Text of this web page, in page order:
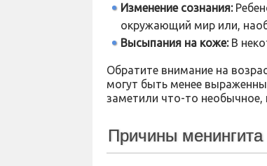
Изменение сознания:
окружающий мир или,
Высыпания на коже:В
Обратите внимание на
могут быть менее
заметили что-то необычное,
Причины менингита